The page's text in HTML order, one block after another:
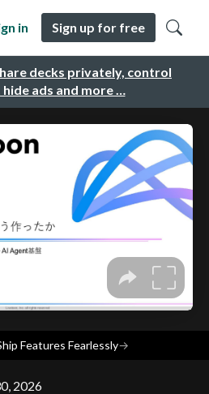
decks privately, control
ads and more …
in Sign up for free
Features Fearlessly→
2026